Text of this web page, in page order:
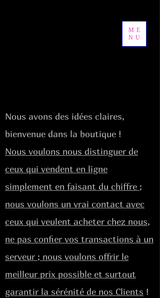
ME
NU
Nous avons des idées claires,
bienvenue dans la boutique !
Nous voulons nous distinguer de
ceux qui vendent en ligne
simplement en faisant du chiffre ;
nous voulons un vrai contact avec
ceux qui veulent acheter chez nous,
ne pas confier vos transactions à un
serveur ; nous voulons offrir le
meilleur prix possible et surtout
garantir la sérénité de nos Clients !